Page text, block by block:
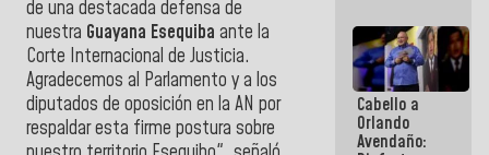
de una destacada defensa de
nuestra Guayana Esequiba ante la
Corte Internacional de Justicia.
Agradecemos al Parlamento y a los
diputados de oposición en la AN por
respaldar esta firme postura sobre
Cabello a
Orlando
Avendaño: